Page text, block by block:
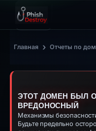
Главная › Отчеты по
ЭТОТ ДОМЕН БЫЛ
ВРЕДОНОСНЫЙ
Механизмы
Будьте предельно